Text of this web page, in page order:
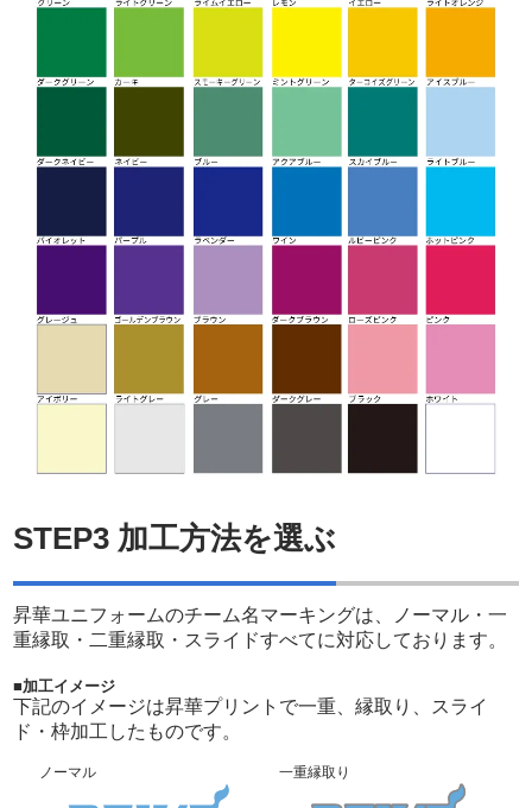
close
close
close
STEP3 加工方法を選ぶ
昇華ユニフォームのチーム名マーキングは、ノーマル・一
重縁取・二重縁取・スライドすべてに対応しております。
■加工イメージ
下記のイメージは昇華プリントで一重、縁取り、スライ
ド・枠加工したものです。
ノーマル 一重縁取り